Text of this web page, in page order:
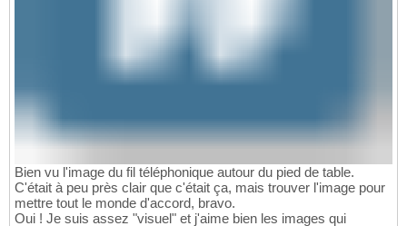
Bien vu l'image du fil téléphonique autour du pied de table.
C'était à peu près clair que c'était ça, mais trouver l'image pour
mettre tout le monde d'accord, bravo.
Oui ! Je suis assez "visuel" et j'aime bien les images qui